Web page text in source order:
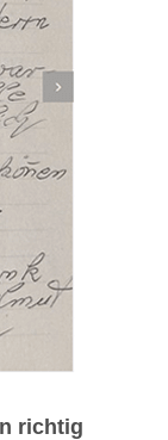
richtig